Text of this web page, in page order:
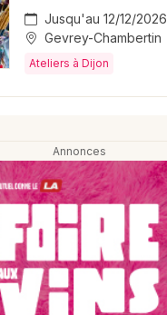
Jusqu'au 12/12/2026
Gevrey-Chambertin
Ateliers à Dijon